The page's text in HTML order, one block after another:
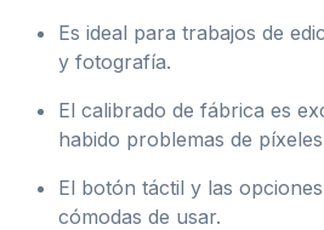
Es ideal para trabajos de
y fotografía.
El calibrado de fábrica es
habido problemas de
El botón táctil y las
cómodas de usar.